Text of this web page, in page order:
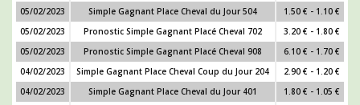
05/02/2023
Simple Gagnant Place Cheval du Jour 504
1.50 € - 1.10 €
05/02/2023
Pronostic Simple Gagnant Placé Cheval 702
3.20 € - 1.80 €
05/02/2023
Pronostic Simple Gagnant Placé Cheval 908
6.10 € - 1.70 €
04/02/2023
Simple Gagnant Place Cheval Coup du Jour 204
2.90 € - 1.20 €
04/02/2023
Simple Gagnant Place Cheval du Jour 401
1.80 € - 1.05 €